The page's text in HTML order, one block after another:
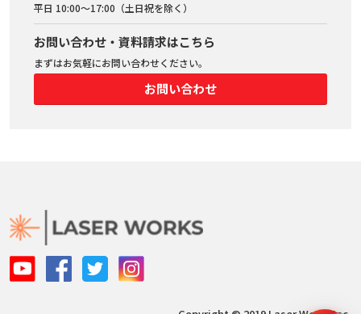
平日 10:00～17:00（土日祝を除く）
お問い合わせ・資料請求はこちら
まずはお気軽にお問い合わせください。
お問い合わせ